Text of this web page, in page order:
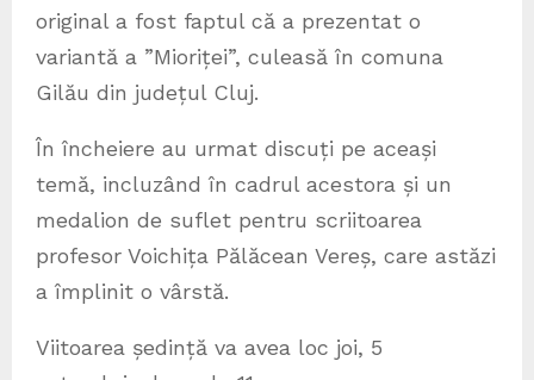
original a fost faptul că a prezentat o
variantă a ”Mioriței”, culeasă în comuna
Gilău din județul Cluj.
În încheiere au urmat discuți pe aceași
temă, incluzând în cadrul acestora și un
medalion de suflet pentru scriitoarea
profesor Voichița Pălăcean Vereș, care astăzi
a împlinit o vârstă.
Viitoarea ședință va avea loc joi, 5